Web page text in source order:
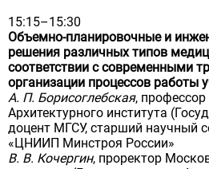
15:15–15:30
Объемно-планировочные и
решения различных типов
соответствии с современными
организации процессов работы
А. П. Борисоглебская,
Архитектурного института
доцент МГСУ, старший научный
«ЦНИИП Минстроя России»
В. В. Кочергин, проректор